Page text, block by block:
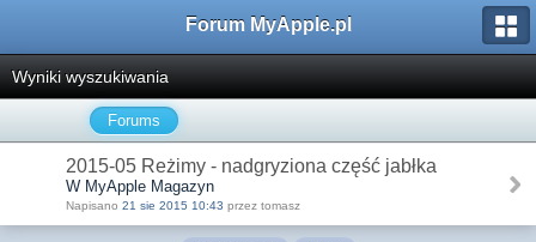
Forum MyApple.pl
Wyniki wyszukiwania
Forums
2015-05 Reżimy - nadgryziona część jabłka
W MyApple Magazyn
Napisano 21 sie 2015 10:43 przez tomasz